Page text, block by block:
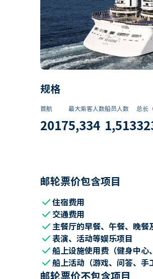
规格
首航
2017
最大乘客人数
5,334
船员人数
1,513
总长
邮轮票价包含项目
check住宿费用
check 交通费用
check主餐厅的早餐、午餐、晚餐
check表演、活动等娱乐项目
check船上设施使用费（健身中心
check船上活动（游戏、问答、手
邮轮票价不包含项目